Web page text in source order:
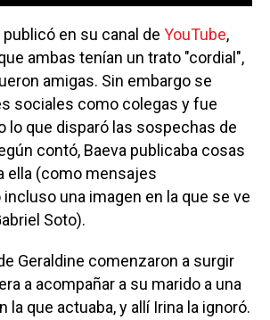
en su canal de YouTube,
ambas tenían un trato "cordial",
amigas. Sin embargo se
sociales como colegas y fue
lo que disparó las sospechas de
contó, Baeva publicaba cosas
ella (como mensajes
una imagen en la que se ve
Soto).
Geraldine comenzaron a surgir
a acompañar a su marido a una
la que actuaba, y allí Irina la ignoró.